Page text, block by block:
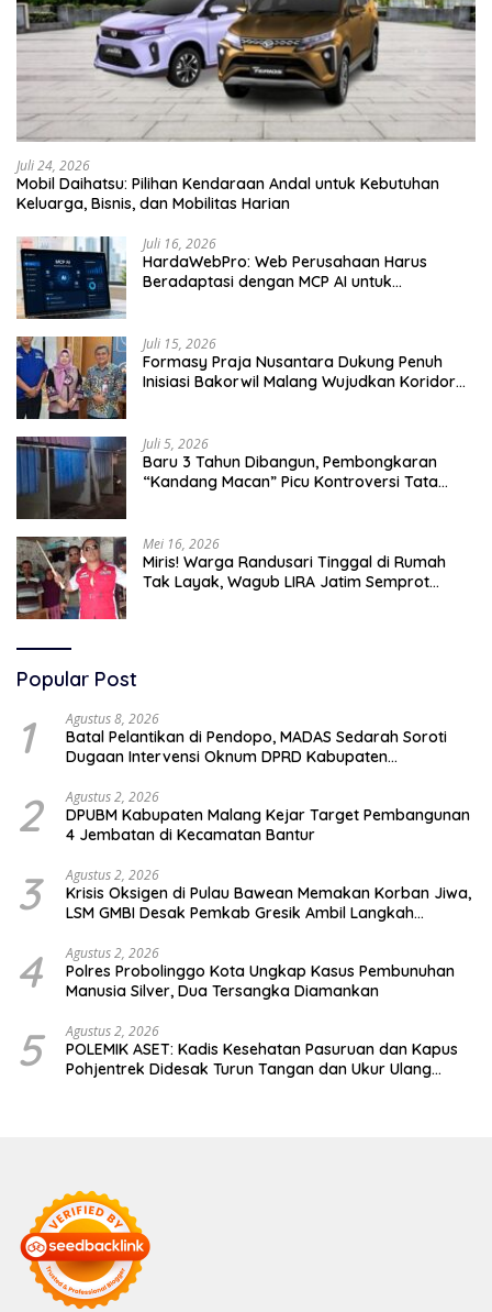
Juli 24, 2026
Mobil Daihatsu: Pilihan Kendaraan Andal untuk Kebutuhan
Keluarga, Bisnis, dan Mobilitas Harian
Juli 16, 2026
HardaWebPro: Web Perusahaan Harus
Beradaptasi dengan MCP AI untuk
Juli 15, 2026
Formasy Praja Nusantara Dukung Penuh
Inisiasi Bakorwil Malang Wujudkan Koridor
Juli 5, 2026
Baru 3 Tahun Dibangun, Pembongkaran
“Kandang Macan” Picu Kontroversi Tata
Mei 16, 2026
Miris! Warga Randusari Tinggal di Rumah
Tak Layak, Wagub LIRA Jatim Semprot
Popular Post
1 Agustus 8, 2026
Batal Pelantikan di Pendopo, MADAS Sedarah Soroti
Dugaan Intervensi Oknum DPRD Kabupaten
2 Agustus 2, 2026
DPUBM Kabupaten Malang Kejar Target Pembangunan
4 Jembatan di Kecamatan Bantur
3 Agustus 2, 2026
Krisis Oksigen di Pulau Bawean Memakan Korban Jiwa,
LSM GMBI Desak Pemkab Gresik Ambil Langkah
4 Agustus 2, 2026
Polres Probolinggo Kota Ungkap Kasus Pembunuhan
Manusia Silver, Dua Tersangka Diamankan
5 Agustus 2, 2026
POLEMIK ASET: Kadis Kesehatan Pasuruan dan Kapus
Pohjentrek Didesak Turun Tangan dan Ukur Ulang